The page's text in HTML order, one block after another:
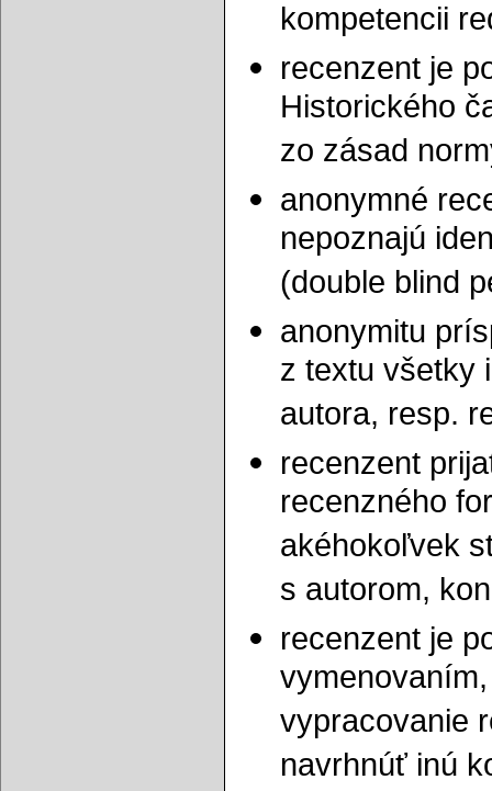
kompetencii
recenzent je
Historického
zo zásad
anonymné
nepoznajú
(double blind
anonymitu
z textu všetky
autora, resp.
recenzent
recenzného
akéhokoľvek
s autorom,
recenzent je
vypracovanie
navrhnúť inú